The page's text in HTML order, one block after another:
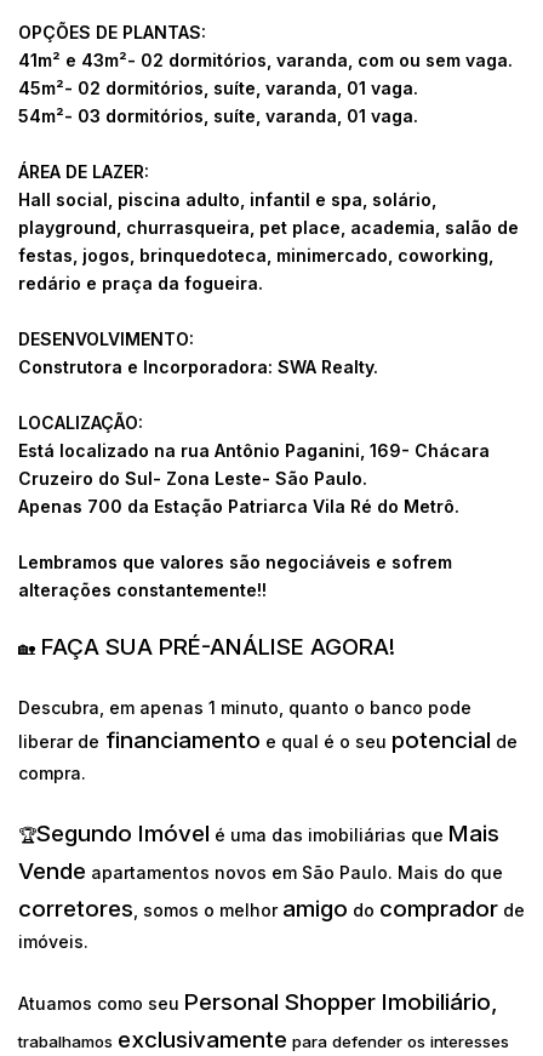
OPÇÕES DE PLANTAS:
41m² e 43m²- 02 dormitórios, varanda, com ou sem vaga.
45m²- 02 dormitórios, suíte, varanda, 01 vaga.
54m²- 03 dormitórios, suíte, varanda, 01 vaga.
ÁREA DE LAZER:
Hall social, piscina adulto, infantil e spa, solário,
playground, churrasqueira, pet place, academia, salão de
festas, jogos, brinquedoteca, minimercado, coworking,
redário e praça da fogueira.
DESENVOLVIMENTO:
Construtora e Incorporadora: SWA Realty.
LOCALIZAÇÃO:
Está localizado na rua Antônio Paganini, 169- Chácara
Cruzeiro do Sul- Zona Leste- São Paulo.
Apenas 700 da Estação Patriarca Vila Ré do Metrô.
Lembramos que valores são negociáveis e sofrem
alterações constantemente!!
🏡 FAÇA SUA PRÉ-ANÁLISE AGORA!
Descubra, em apenas 1 minuto, quanto o banco pode
liberar de financiamento e qual é o seu potencial de
compra.
🏆Segundo Imóvel é uma das imobiliárias que Mais
Vende apartamentos novos em São Paulo. Mais do que
corretores , somos o melhor amigo do comprador de
imóveis.
Atuamos como seu Personal Shopper Imobiliário,
trabalhamos exclusivamente para defender os interesses